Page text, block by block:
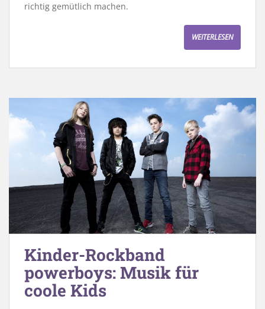
richtig gemütlich machen.
WEITERLESEN
Kinder-Rockband
powerboys: Musik für
coole Kids